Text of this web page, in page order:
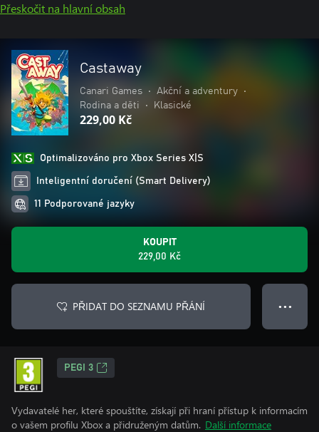
Přeskočit na hlavní obsah
Castaway
Canari Games • Akční a adventury
•
Rodina a děti
• Klasické
229,00 Kč
Optimalizováno pro Xbox Series X|S
Inteligentní doručení (Smart Delivery)
11 Podporované jazyky
KOUPIT
229,00 Kč
PŘIDAT DO SEZNAMU PŘÁNÍ ● ● ●
PEGI 3
Vydavatelé her, které spouštíte, získají při hraní přístup k informacím
o vašem profilu Xbox a přidruženým datům. Další informace